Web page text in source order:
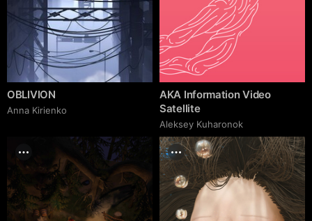
OBLIVION
Anna Kirienko
AKA Information Video
Satellite
Aleksey Kuharonok